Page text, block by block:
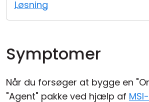
Løsning
Symptomer
Når du forsøger at bygge en
"Agent" pakke ved hjælp af
Cloud og Lokalt